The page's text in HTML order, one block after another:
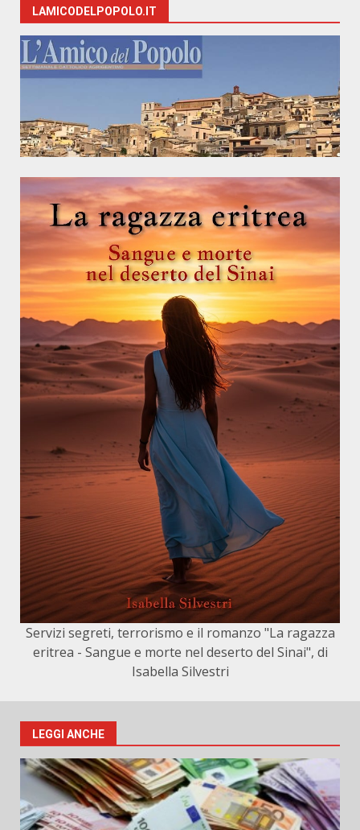
LAMICODELPOPOLO.IT
Servizi segreti, terrorismo e il romanzo "La ragazza
eritrea - Sangue e morte nel deserto del Sinai", di
Isabella Silvestri
LEGGI ANCHE